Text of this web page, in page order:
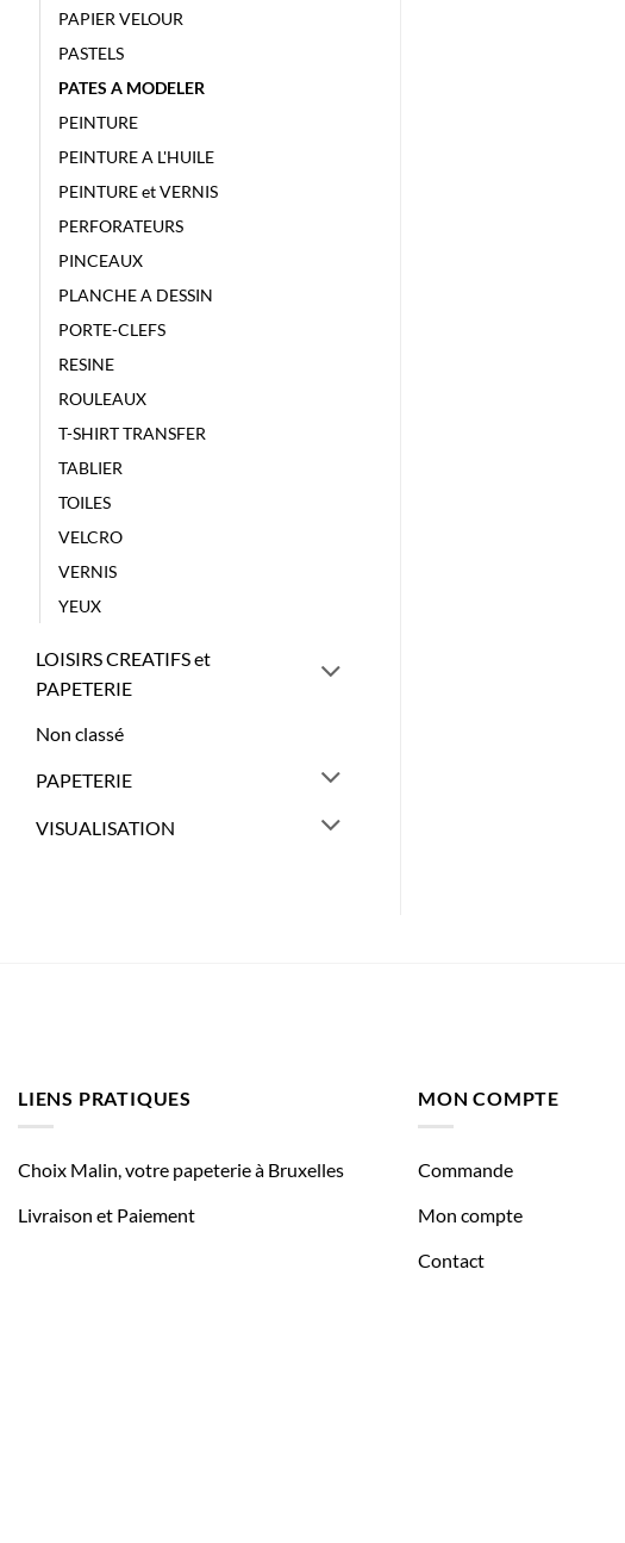
PAPIER VELOUR
PASTELS
PATES A MODELER
PEINTURE
PEINTURE A L'HUILE
PEINTURE et VERNIS
PERFORATEURS
PINCEAUX
PLANCHE A DESSIN
PORTE-CLEFS
RESINE
ROULEAUX
T-SHIRT TRANSFER
TABLIER
TOILES
VELCRO
VERNIS
YEUX
LOISIRS CREATIFS et
PAPETERIE
Non classé
PAPETERIE
VISUALISATION
LIENS PRATIQUES
Choix Malin, votre papeterie à Bruxelles
Livraison et Paiement
MON COMPTE
Commande
Mon compte
Contact